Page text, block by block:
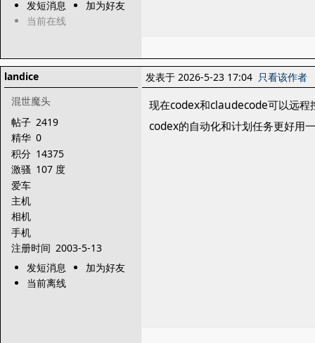
发短消息
加为好友
当前在线
landice
混世魔头
帖子 2419
精华 0
积分 14375
激骚 107 度
爱车
主机
相机
手机
注册时间 2003-5-13
发短消息
加为好友
当前离线
发表于 2026-5-23 17:04 只看该作者
现在codex和claudecode可以远程
codex的自动化和计划任务更好用